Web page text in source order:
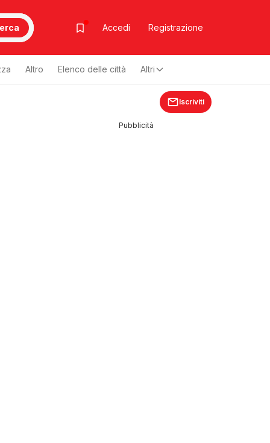
Accedi Registrazione
Altro Elenco delle città Altri
Iscriviti
Pubblicità